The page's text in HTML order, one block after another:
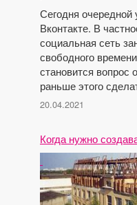
Сегодня очередной
Вконтакте. В
социальная сеть
свободного
становится вопрос
раньше этого
20.04.2021
Когда нужно